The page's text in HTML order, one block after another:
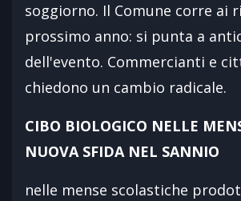
soggiorno. Il Comune corre ai
prossimo anno: si punta a
dell'evento. Commercianti e
chiedono un cambio radicale.
CIBO BIOLOGICO NELLE
NUOVA SFIDA NEL SANNIO
nelle mense scolastiche